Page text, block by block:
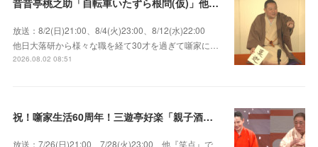
昔昔亭桃之助「自転車いたずら根問(仮)」他～師匠・桃太郎のいない初めての桜の季節の独演会！
放送：8/2(日)21:00、8/4(火)23:00、8/12(水)22:00
他日大落研から様々な職を経て30才を過ぎて噺家に…
2026.08.02 08:51
祝！噺家生活60周年！三遊亭好楽「親子酒」錦笑亭満堂「桜ん坊」～満堂フェス2026
放送：7/26(日)21:00、7/28(火)23:00 他『笑点』で